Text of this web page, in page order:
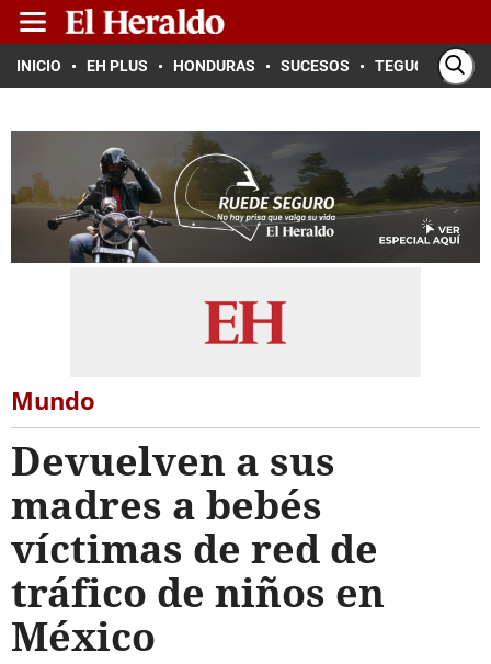
INICIO EH PLUS HONDURAS SUCESOS TEGUCIGALPA
Mundo
Devuelven a sus
madres a bebés
víctimas de red de
tráfico de niños en
México